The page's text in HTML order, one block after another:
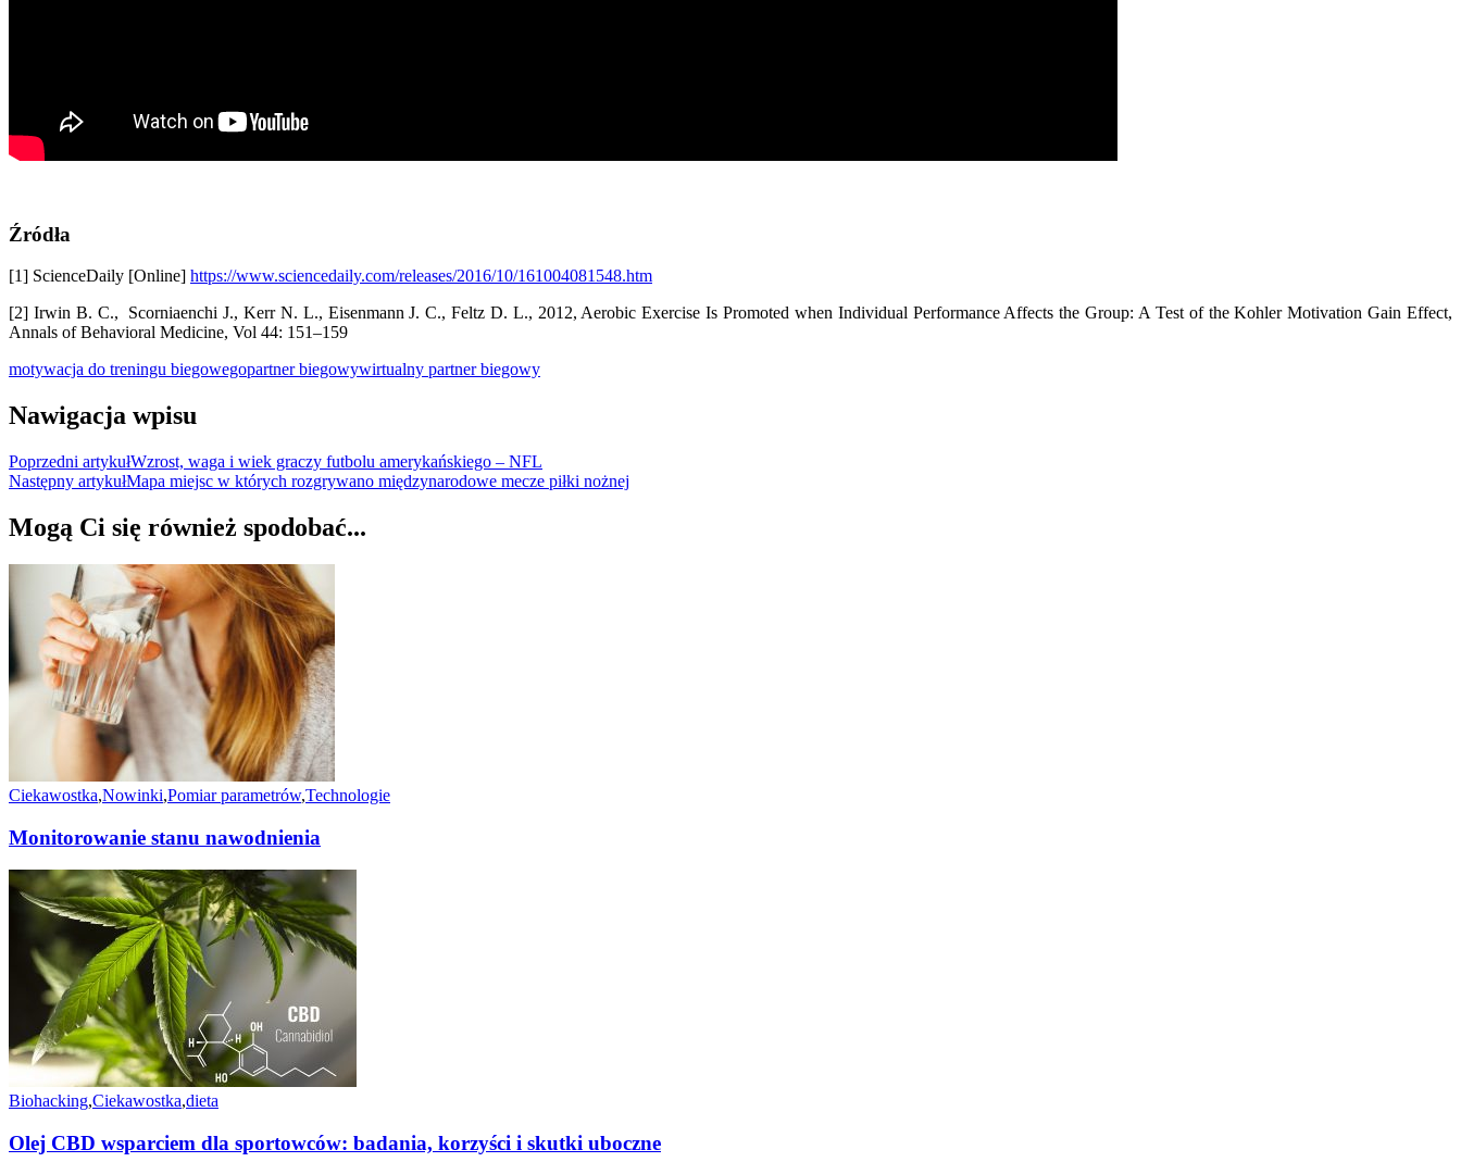
Źródła
[1] ScienceDaily [Online] https://www.sciencedaily.com/releases/2016/10/161004081548.htm
[2] Irwin B. C., Scorniaenchi J., Kerr N. L., Eisenmann J. C., Feltz D. L., 2012, Aerobic Exercise Is Promoted when Individual Performance Affects the Group: A Test of the Kohler Motivation Gain Effect,
Annals of Behavioral Medicine, Vol 44: 151–159
motywacja do treningu biegowegopartner biegowywirtualny partner biegowy
Nawigacja wpisu
Poprzedni artykułWzrost, waga i wiek graczy futbolu amerykańskiego – NFL
Następny artykułMapa miejsc w których rozgrywano międzynarodowe mecze piłki nożnej
Mogą Ci się również spodobać...
Ciekawostka,Nowinki,Pomiar parametrów,Technologie
Monitorowanie stanu nawodnienia
Biohacking,Ciekawostka,dieta
Olej CBD wsparciem dla sportowców: badania, korzyści i skutki uboczne